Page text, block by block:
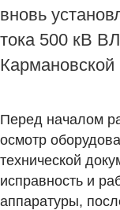
вновь
тока 500 кВ
Перед началом
осмотр
технической
исправность и
аппаратуры,